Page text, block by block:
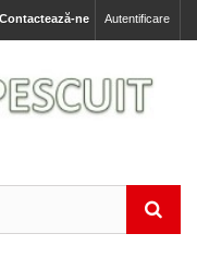
Autentificare
Contactează-ne